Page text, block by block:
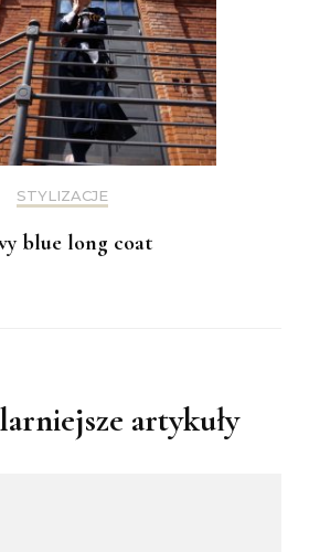
STYLIZACJE
blue long coat
artykuły